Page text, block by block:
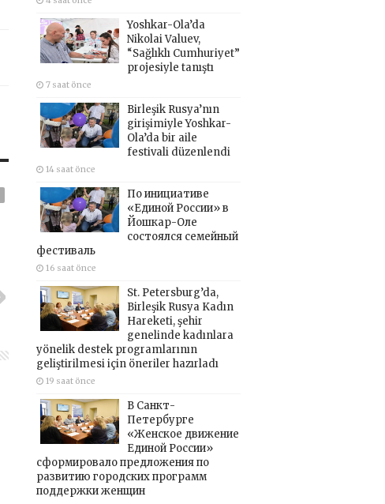
Yoshkar-Ola’da
Nikolai Valuev,
“Sağlıklı Cumhuriyet”
projesiyle tanıştı
7 saat önce
Birleşik Rusya’nın
girişimiyle Yoshkar-
Ola’da bir aile
festivali düzenlendi
14 saat önce
По инициативе
«Единой России» в
Йошкар-Оле
состоялся семейный
фестиваль
16 saat önce
St. Petersburg’da,
Birleşik Rusya Kadın
Hareketi, şehir
genelinde kadınlara
yönelik destek programlarının
geliştirilmesi için öneriler hazırladı
19 saat önce
В Санкт-
Петербурге
«Женское движение
Единой России»
сформировало предложения по
развитию городских программ
поддержки женщин